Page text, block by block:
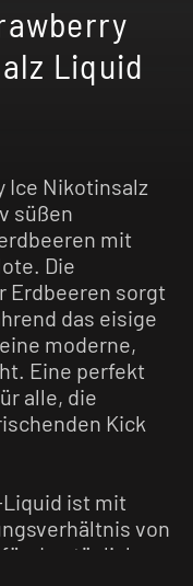
Liquid
Ice Nikotinsalz
süßen
mit
Die
Erdbeeren sorgt
das eisige
moderne,
Eine perfekt
alle, die
Kick
Liquid ist mit
von
den täglichen